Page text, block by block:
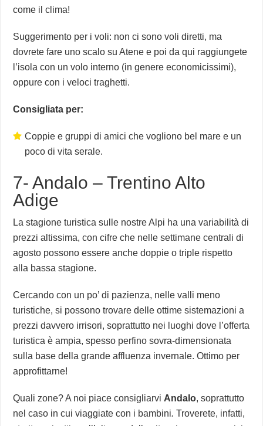
come il clima!
Suggerimento per i voli: non ci sono voli diretti, ma
dovrete fare uno scalo su Atene e poi da qui raggiungete
l’isola con un volo interno (in genere economicissimi),
oppure con i veloci traghetti.
Consigliata per:
Coppie e gruppi di amici che vogliono bel mare e un
poco di vita serale.
7- Andalo – Trentino Alto
Adige
La stagione turistica sulle nostre Alpi ha una variabilità di
prezzi altissima, con cifre che nelle settimane centrali di
agosto possono essere anche doppie o triple rispetto
alla bassa stagione.
Cercando con un po’ di pazienza, nelle valli meno
turistiche, si possono trovare delle ottime sistemazioni a
prezzi davvero irrisori, soprattutto nei luoghi dove l’offerta
turistica è ampia, spesso perfino sovra-dimensionata
sulla base della grande affluenza invernale. Ottimo per
approfittarne!
Quali zone? A noi piace consigliarvi Andalo, soprattutto
nel caso in cui viaggiate con i bambini. Troverete, infatti,